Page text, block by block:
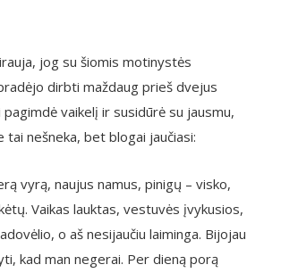
jog su šiomis motinystės
dirbti maždaug prieš dvejus
vaikelį ir susidūrė su jausmu,
tai nešneka, bet blogai jaučiasi:
vyrą, naujus namus, pinigų – visko,
Vaikas lauktas, vestuvės įvykusios,
o aš nesijaučiu laiminga. Bijojau
kad man negerai. Per dieną porą